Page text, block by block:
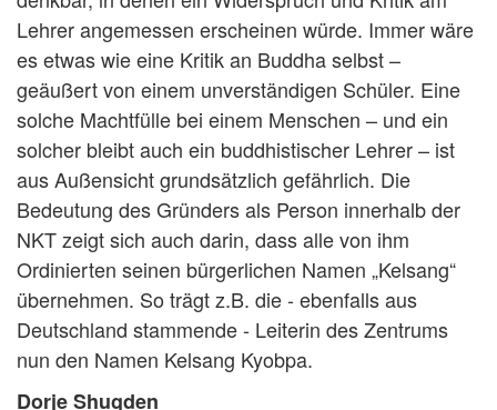
Lehrer angemessen erscheinen würde. Immer wäre
es etwas wie eine Kritik an Buddha selbst –
geäußert von einem unverständigen Schüler. Eine
solche Machtfülle bei einem Menschen – und ein
solcher bleibt auch ein buddhistischer Lehrer – ist
aus Außensicht grundsätzlich gefährlich. Die
Bedeutung des Gründers als Person innerhalb der
NKT zeigt sich auch darin, dass alle von ihm
Ordinierten seinen bürgerlichen Namen „Kelsang“
übernehmen. So trägt z.B. die - ebenfalls aus
Deutschland stammende - Leiterin des Zentrums
nun den Namen Kelsang Kyobpa.
Dorje Shugden